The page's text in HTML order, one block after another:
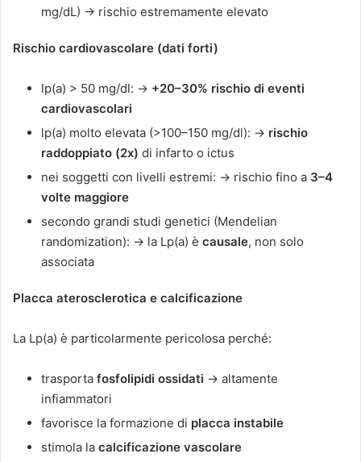
mg/dL) → rischio estremamente elevato
Rischio cardiovascolare (dati forti)
lp(a) > 50 mg/dl: → +20–30% rischio di eventi
cardiovascolari
lp(a) molto elevata (>100–150 mg/dl): → rischio
raddoppiato (2x) di infarto o ictus
nei soggetti con livelli estremi: → rischio fino a 3–4
volte maggiore
secondo grandi studi genetici (Mendelian
randomization): → la Lp(a) è causale, non solo
associata
Placca aterosclerotica e calcificazione
La Lp(a) è particolarmente pericolosa perché:
trasporta fosfolipidi ossidati → altamente
infiammatori
favorisce la formazione di placca instabile
stimola la calcificazione vascolare